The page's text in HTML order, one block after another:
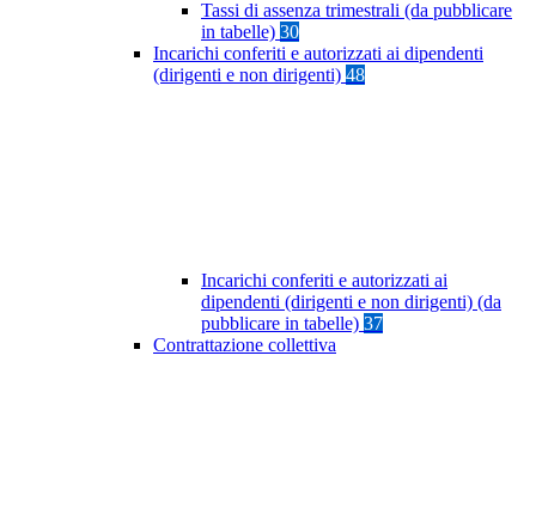
Tassi di assenza trimestrali (da pubblicare
in tabelle) 30
Incarichi conferiti e autorizzati ai dipendenti
(dirigenti e non dirigenti) 48
Incarichi conferiti e autorizzati ai
dipendenti (dirigenti e non dirigenti) (da
pubblicare in tabelle) 37
Contrattazione collettiva